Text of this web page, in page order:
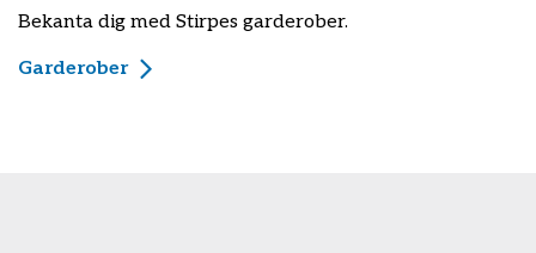
Bekanta dig med Stirpes garderober.
Garderober